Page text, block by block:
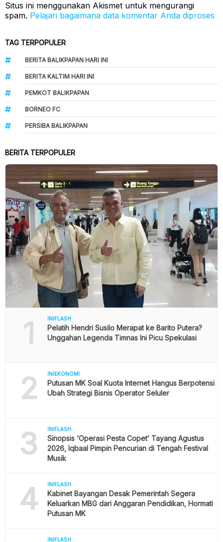
Situs ini menggunakan Akismet untuk mengurangi
spam. Pelajari bagaimana data komentar Anda diproses
TAG TERPOPULER
BERITA BALIKPAPAN HARI INI
BERITA KALTIM HARI INI
PEMKOT BALIKPAPAN
BORNEO FC
PERSIBA BALIKPAPAN
BERITA TERPOPULER
1 INIFLASH
Pelatih Hendri Susilo Merapat ke Barito Putera?
Unggahan Legenda Timnas Ini Picu Spekulasi
2 INIEKONOMI
Putusan MK Soal Kuota Internet Hangus Berpotensi
Ubah Strategi Bisnis Operator Seluler
3 INIFLASH
Sinopsis ‘Operasi Pesta Copet’ Tayang Agustus
2026, Iqbaal Pimpin Pencurian di Tengah Festival
Musik
4 INIFLASH
Kabinet Bayangan Desak Pemerintah Segera
Keluarkan MBG dari Anggaran Pendidikan, Hormati
Putusan MK
INIFLASH